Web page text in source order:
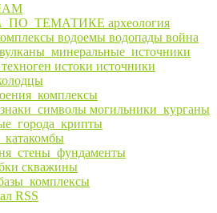
археология
водоемы водопады война
истоки источники
могильники_курганы
скважины
RSS